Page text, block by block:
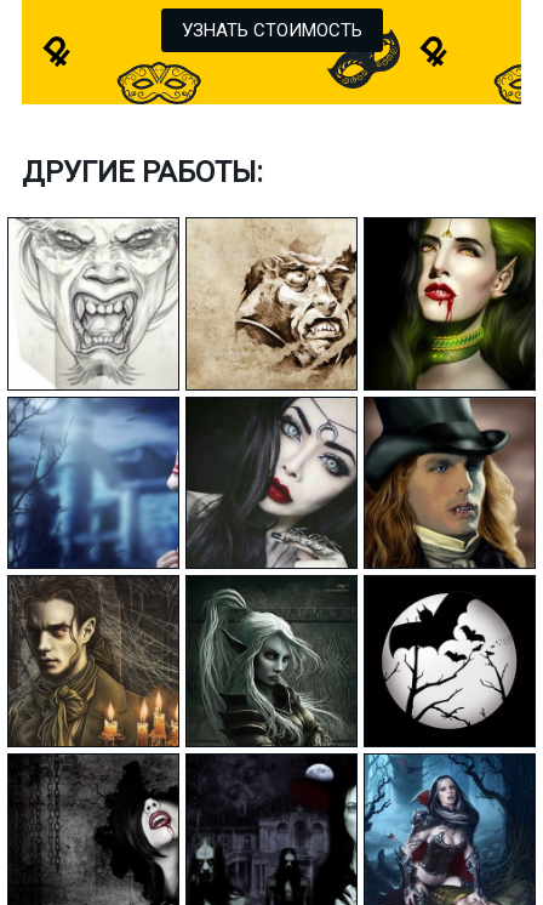
УЗНАТЬ СТОИМОСТЬ
ДРУГИЕ РАБОТЫ: